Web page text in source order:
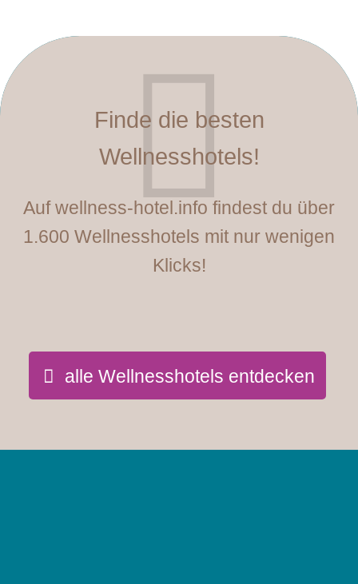
Finde die besten
Wellnesshotels!
Auf wellness-hotel.info findest du über
1.600 Wellnesshotels mit nur wenigen
Klicks!
alle Wellnesshotels entdecken